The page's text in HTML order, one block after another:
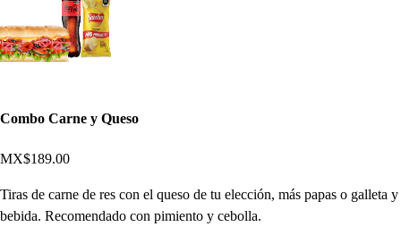
Combo Carne y Queso
MX$189.00
Tiras de carne de res con el queso de tu elección, más papas o galleta y
bebida. Recomendado con pimiento y cebolla.